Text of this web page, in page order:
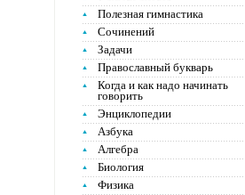
Полезная гимнастика
Сочинений
Задачи
Православный букварь
Когда и как надо начинать
говорить
Энциклопедии
Азбука
Алгебра
Биология
Физика